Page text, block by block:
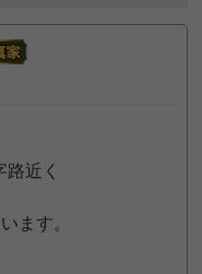
近く
ます。